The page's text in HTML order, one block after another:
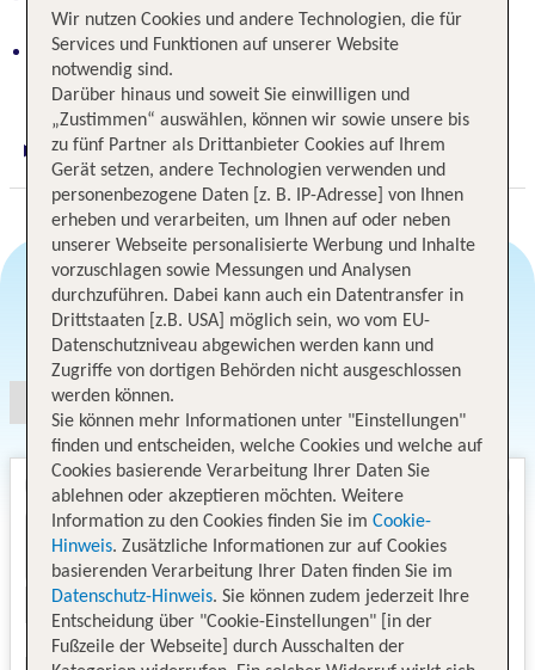
AHORN Kinderwelt
Ruhige Lage auf 1000 m Höhe mit herrlichem
Panoramablick
Digitaler und telefonischer 24/7 TUI Service
Angebotsauswahl
Wir nutzen Cookies und andere Technologien, die für
Services und Funktionen auf unserer Website
notwendig sind.
Darüber hinaus und soweit Sie einwilligen und
„Zustimmen“ auswählen, können wir sowie unsere bis
zu fünf Partner als Drittanbieter Cookies auf Ihrem
Gerät setzen, andere Technologien verwenden und
personenbezogene Daten [z. B. IP-Adresse] von Ihnen
erheben und verarbeiten, um Ihnen auf oder neben
unserer Webseite personalisierte Werbung und Inhalte
vorzuschlagen sowie Messungen und Analysen
durchzuführen. Dabei kann auch ein Datentransfer in
Drittstaaten [z.B. USA] möglich sein, wo vom EU-
Datenschutzniveau abgewichen werden kann und
Zugriffe von dortigen Behörden nicht ausgeschlossen
werden können.
Sie können mehr Informationen unter "Einstellungen"
finden und entscheiden, welche Cookies und welche auf
Cookies basierende Verarbeitung Ihrer Daten Sie
ablehnen oder akzeptieren möchten. Weitere
Information zu den Cookies finden Sie im Cookie-
Hinweis. Zusätzliche Informationen zur auf Cookies
basierenden Verarbeitung Ihrer Daten finden Sie im
Datenschutz-Hinweis. Sie können zudem jederzeit Ihre
Entscheidung über "Cookie-Einstellungen" [in der
Fußzeile der Webseite] durch Ausschalten der